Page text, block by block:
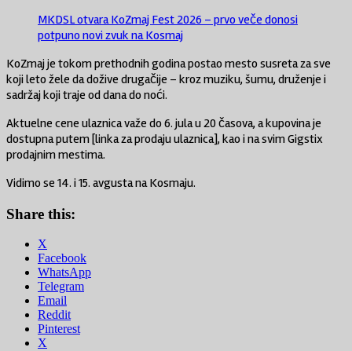
MKDSL otvara KoZmaj Fest 2026 – prvo veče donosi
potpuno novi zvuk na Kosmaj
KoZmaj je tokom prethodnih godina postao mesto susreta za sve
koji leto žele da dožive drugačije – kroz muziku, šumu, druženje i
sadržaj koji traje od dana do noći.
Aktuelne cene ulaznica važe do 6. jula u 20 časova, a kupovina je
dostupna putem [linka za prodaju ulaznica], kao i na svim Gigstix
prodajnim mestima.
Vidimo se 14. i 15. avgusta na Kosmaju.
Share this:
X
Facebook
WhatsApp
Telegram
Email
Reddit
Pinterest
X